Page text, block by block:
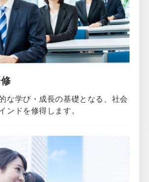
な学び・成長の基礎となる、社会
ンドを修得します。